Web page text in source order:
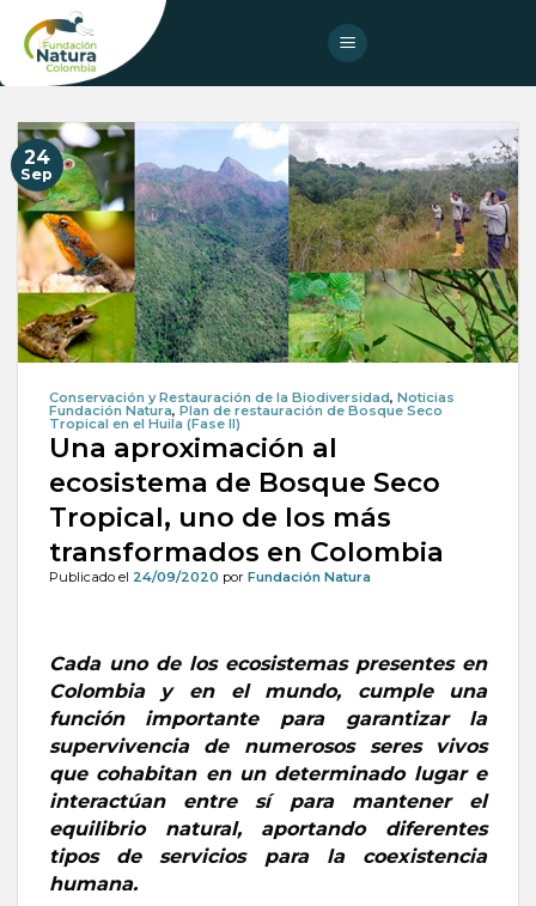
content
24
Sep
Conservación y Restauración de la Biodiversidad, Noticias
Fundación Natura, Plan de restauración de Bosque Seco
Tropical en el Huila (Fase II)
Una aproximación al
ecosistema de Bosque Seco
Tropical, uno de los más
transformados en Colombia
Publicado el 24/09/2020 por Fundación Natura
Cada uno de los ecosistemas presentes en
Colombia y en el mundo, cumple una
función importante para garantizar la
supervivencia de numerosos seres vivos
que cohabitan en un determinado lugar e
interactúan entre sí para mantener el
equilibrio natural, aportando diferentes
tipos de servicios para la coexistencia
humana.